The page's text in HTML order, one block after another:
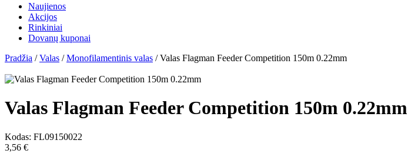
Naujienos
Akcijos
Rinkiniai
Dovanų kuponai
Pradžia /Valas /Monofilamentinis valas / Valas Flagman Feeder Competition 150m 0.22mm
Valas Flagman Feeder Competition 150m 0.22mm
Kodas: FL09150022
3,56 €